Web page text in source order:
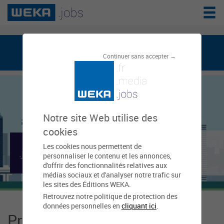
Continuer sans accepter →
Notre site Web utilise des
cookies
Les cookies nous permettent de
personnaliser le contenu et les annonces,
d'offrir des fonctionnalités relatives aux
médias sociaux et d'analyser notre trafic sur
les sites des Éditions WEKA.
Retrouvez notre politique de protection des
données personnelles en cliquant ici.
weka.jobs, le réseau de l'emploi public
Mairie de Freyming-
Merlebach